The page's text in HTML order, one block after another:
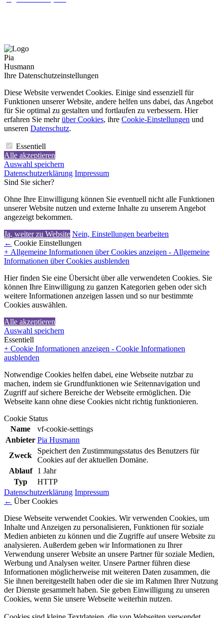
Ihre Datenschutzeinstellungen
Diese Website verwendet Cookies. Einige sind essenziell für
Funktionen unserer Website, andere helfen uns dabei, das Angebot
für Sie optimal zu gestalten und fortlaufen zu verbessern. Hier
erfahren Sie mehrüber Cookies, ihre Cookie-Einstellungen und
unseren Datenschutz.
Essentiell
Alle akzeptieren
Auswahl speichern
Datenschutzerklärung Impressum
Sind Sie sicher?
Ohne Ihre Einwilligung können Sie eventuell nicht alle Funktionen
unserer Website nutzen und externe Inhalte zu unserem Angebot
angezeigt bekommen.
Ja, weiter zu Website Nein, Einstellungen bearbeiten
← Cookie Einstellungen
+ Allgemeine Informationen über Cookies anzeigen - Allgemeine
Informationen über Cookies ausblenden
Hier finden Sie eine Übersicht über alle verwendeten Cookies. Sie
können Ihre Einwilligung zu ganzen Kategorien geben oder sich
weitere Informationen anzeigen lassen und so nur bestimmte
Cookies auswählen.
Alle akzeptieren
Auswahl speichern
Essentiell
+ Cookie Informationen anzeigen - Cookie Informationen
ausblenden
Notwendige Cookies helfen dabei, eine Webseite nutzbar zu
machen, indem sie Grundfunktionen wie Seitennavigation und
Zugriff auf sichere Bereiche der Webseite ermöglichen. Die
Webseite kann ohne diese Cookies nicht richtig funktionieren.
Cookie Status
Name
vf-cookie-settings
Anbieter Pia Husmann
Zweck
Speichert den Zustimmungsstatus des Benutzers für
Cookies auf der aktuellen Domäne.
Ablauf
1 Jahr
Typ
HTTP
Datenschutzerklärung Impressum
← Über Cookies
Diese Webseite verwendet Cookies. Wir verwenden Cookies, um
Inhalte und Anzeigen zu personalisieren, Funktionen für soziale
Medien anbieten zu können und die Zugriffe auf unsere Website zu
analysieren. Außerdem geben wir Informationen zu Ihrer
Verwendung unserer Website an unsere Partner für soziale Medien,
Werbung und Analysen weiter. Unsere Partner führen diese
Informationen möglicherweise mit weiteren Daten zusammen, die
Sie ihnen bereitgestellt haben oder die sie im Rahmen Ihrer Nutzung
der Dienste gesammelt haben. Sie geben Einwilligung zu unseren
Cookies, wenn Sie unsere Webseite weiterhin nutzen.